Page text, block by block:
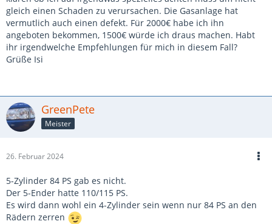
gleich einen Schaden zu verursachen. Die Gasanlage hat
vermutlich auch einen defekt. Für 2000€ habe ich ihn
angeboten bekommen, 1500€ würde ich draus machen. Habt
ihr irgendwelche Empfehlungen für mich in diesem Fall?
Grüße Isi
GreenPete
Meister
26. Februar 2024
5-Zylinder 84 PS gab es nicht.
Der 5-Ender hatte 110/115 PS.
Es wird dann wohl ein 4-Zylinder sein wenn nur 84 PS an den
Rädern zerren